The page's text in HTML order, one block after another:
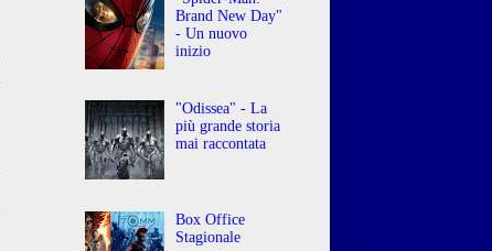
Brand New Day"
- Un nuovo
inizio
"Odissea" - La
più grande storia
mai raccontata
Box Office
Stagionale